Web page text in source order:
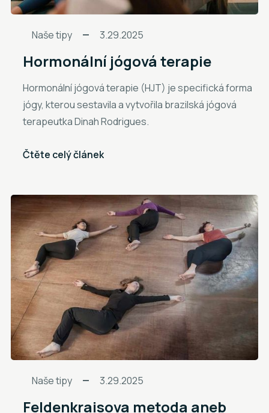
Naše tipy 3.29.2025
Hormonální jógová terapie
Hormonální jógová terapie (HJT) je specifická forma
jógy, kterou sestavila a vytvořila brazilská jógová
terapeutka Dinah Rodrigues.
Čtěte celý článek
Naše tipy 3.29.2025
Feldenkraisova metoda aneb